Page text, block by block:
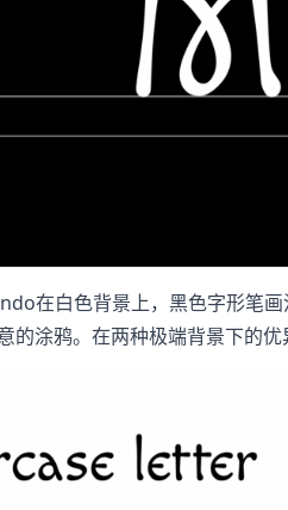
在白色背景上，黑色字形笔
的涂鸦。在两种极端背景下的